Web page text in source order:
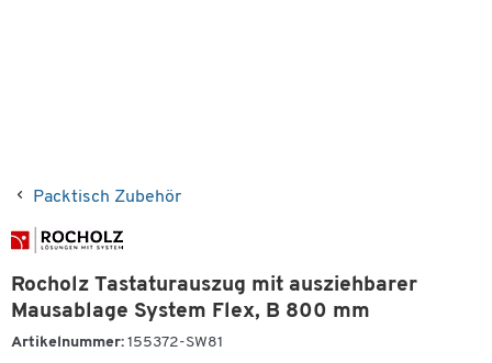
Packtisch Zubehör
Rocholz Tastaturauszug mit ausziehbarer
Mausablage System Flex, B 800 mm
Artikelnummer: 155372-SW81